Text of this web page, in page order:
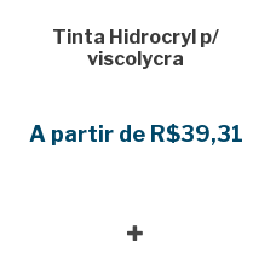
Tinta Hidrocryl p/
viscolycra
A partir de R$39,31